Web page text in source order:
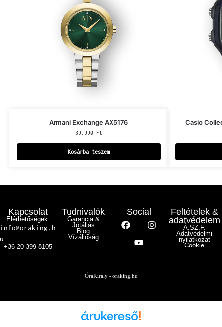
Armani Exchange AX5176
39.990 Ft
Kosárba teszem
Casio
Kapcsolat
Elérhetőségek:
info@oraking.h
u
+36 20 399 8105
Tudnivalók
Garancia &
Jótállás
Blog
Vízállóság
Social
Feltételek &
adatvédelem
Á.SZ.F.
Adatvédelmi
nyilatkozat
Cookie
ÓraKirály - oraking.hu